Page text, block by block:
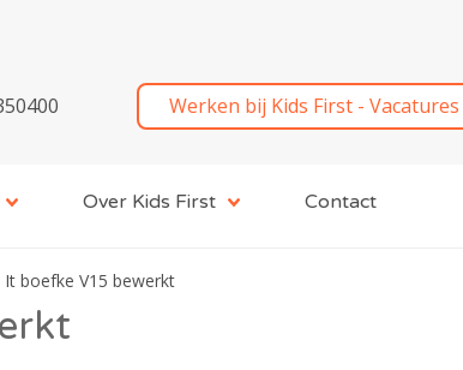
Werken bij Kids First - Vacatures
Over Kids First Contact
It boefke V15 bewerkt